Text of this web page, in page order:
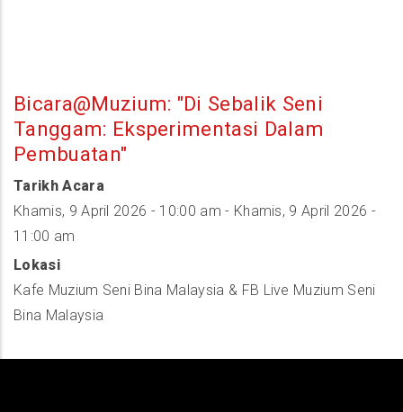
Bicara@Muzium: "Di Sebalik Seni
Tanggam: Eksperimentasi Dalam
Pembuatan"
Tarikh Acara
Khamis, 9 April 2026 - 10:00 am - Khamis, 9 April 2026 -
11:00 am
Lokasi
Kafe Muzium Seni Bina Malaysia & FB Live Muzium Seni
Bina Malaysia